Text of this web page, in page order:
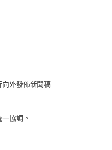
外發佈新聞稿
一協調。